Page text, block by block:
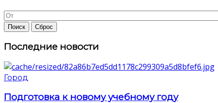
Последние новости
Город
Подготовка к новому учебному году